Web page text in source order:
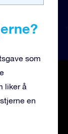
som
liker å
en